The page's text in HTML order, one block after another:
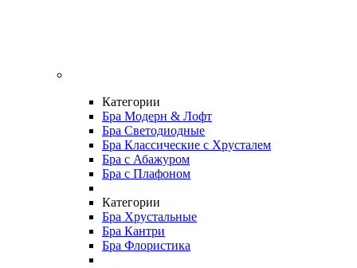
Категории
Бра Модерн & Лофт
Бра Светодиодные
Бра Классические с Хрусталем
Бра с Абажуром
Бра с Плафоном
Категории
Бра Хрустальные
Бра Кантри
Бра Флористика